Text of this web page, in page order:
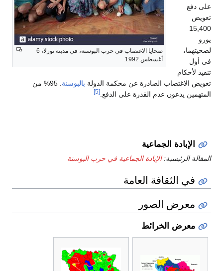
ضحايا الاغتصاب في حرب البوسنة، في مدينة توزلا، 6
أغسطس 1992.
على دفع
تعويض
15,400
يورو
لضحيتهما،
في أول
تنفيذ لأحكام
تعويض الاغتصاب الصادرة عن محكمة الدولة بالبوسنة
. 95% من
المتهمين يدعون عدم القدرة على الدفع. [5]
الإبادة الجماعية
المقالة الرئيسية:الإبادة الجماعية في حرب البوسنة
في الثقافة العامة
معرض الصور
معرض الخرائط